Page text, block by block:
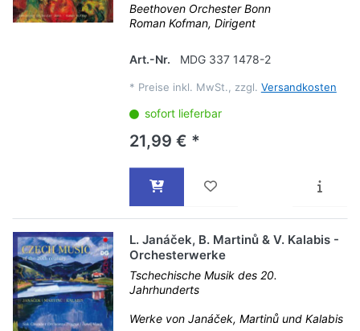
Beethoven Orchester Bonn
Roman Kofman, Dirigent
Art.-Nr. MDG 337 1478-2
* Preise inkl. MwSt., zzgl. Versandkosten
sofort lieferbar
21,99 € *
L. Janáček, B. Martinů & V. Kalabis -
Orchesterwerke
Tschechische Musik des 20.
Jahrhunderts
Werke von Janáček, Martinů und Kalabis